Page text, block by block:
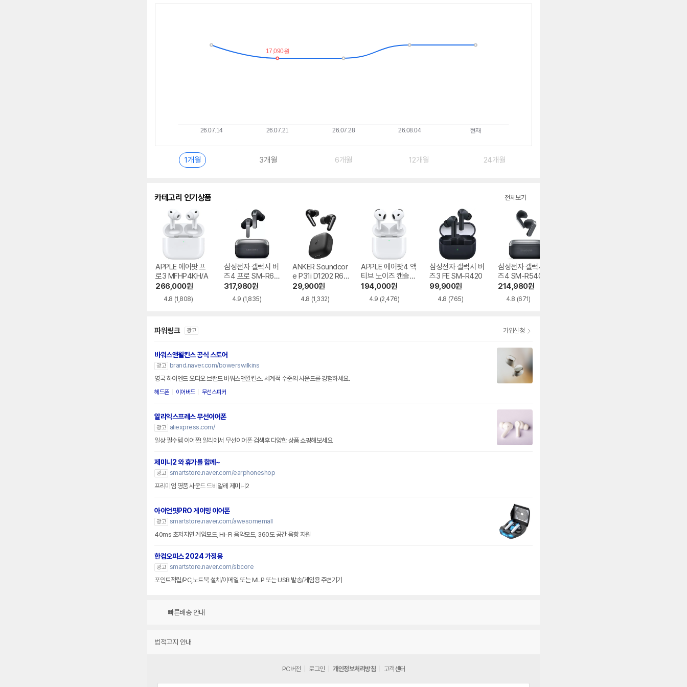
최
알
1개월 3개월 6개월 12개월 24개월
카테고리 인기상품 전체보기
APPLE 에어팟 프
로3 MFHP4KH/A
266,000원
4.8 (1,808)
삼성전자 갤럭시 버
즈4 프로 SM-R64
0
317,980원
4.9 (1,835)
ANKER Soundcor
e P31i D1202 R60
i NC
29,900원
4.8 (1,332)
APPLE 에어팟4 액
티브 노이즈 캔슬링
MXP93KH/A
194,000원
4.9 (2,476)
삼성전자 갤럭시 버
즈3 FE SM-R420
99,900원
4.8 (765)
삼성전자 갤럭시 버
즈4 SM-R540
214,980원
4.8 (671)
파워링크 광고 가입신청
바워스앤윌킨스 공식 스토어
광고
brand.naver.com/bowerswilkins
영국 하이엔드 오디오 브랜드 바워스앤윌킨스. 세계적 수준의 사운드를 경험하세요.
헤드폰 이어버드 무선스피커
알리익스프레스 무선이어폰
광고
aliexpress.com/
일상 필수템 이어폰! 알리에서 무선이어폰 검색후 다양한 상품 쇼핑해보세요
제미니2 와 휴가를 함께~
광고 smartstore.naver.com/earphoneshop
프리미엄 명품 사운드 드비알레 제미니2
아이언핏PRO 게이밍 이어폰
광고 smartstore.naver.com/awesomemall
40ms 초저지연 게임모드, Hi-Fi 음악모드, 360도 공간 음향 지원
한컴오피스 2024 가정용
광고 smartstore.naver.com/sbcore
포인트적립/PC,노트북 설치/이메일 또는 MLP 또는 USB 발송/게임용 주변기기
빠른배송 안내
법적고지 안내
PC버전 로그인 개인정보처리방침 고객센터